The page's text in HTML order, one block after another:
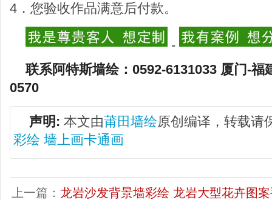
4．您验收作品满意后付款。
-
联系阿特斯墙绘：0592-6131033 厦门-福
0570
声明: 本文由莆田墙绘原创编译，转载请
彩绘 墙上画卡通画
上一篇： 龙岩沙发背景墙彩绘 龙岩大型花卉图